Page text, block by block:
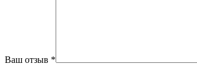
Ваш отзыв *